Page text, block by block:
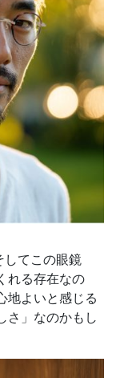
してこの眼鏡
れる存在なの
地よいと感じる
さ」なのかもし